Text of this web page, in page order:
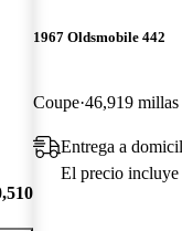
1967 Oldsmobile 442
Coupe 46,919 millas
Entrega a
El precio